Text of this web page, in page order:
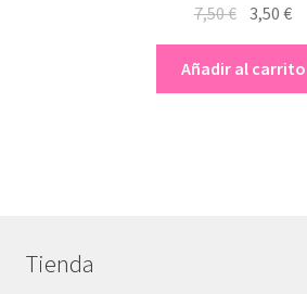
7,50€ El
precio
original
era:
3,50€El
Añadir al carrito
Tienda